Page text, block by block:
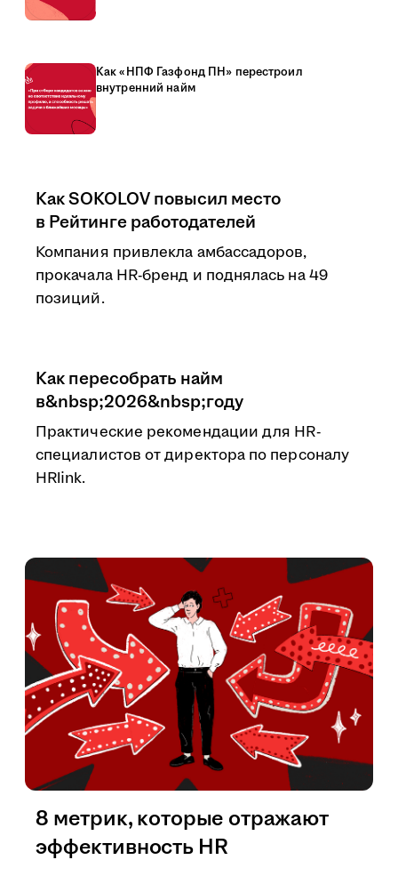
Как «НПФ Газфонд ПН» перестроил
внутренний найм
Как SOKOLOV повысил место
в Рейтинге работодателей
Компания привлекла амбассадоров,
прокачала HR-бренд и поднялась на 49
позиций.
Как пересобрать найм
в&nbsp;2026&nbsp;году
Практические рекомендации для HR-
специалистов от директора по персоналу
HRlink.
8 метрик, которые отражают
эффективность HR